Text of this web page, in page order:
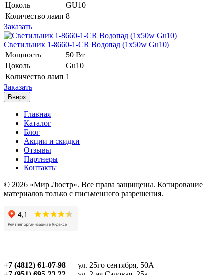
Цоколь
GU10
Количество ламп 8
Заказать
Светильник 1-8660-1-CR Водопад (1x50w Gu10)
Мощность
50 Вт
Цоколь
Gu10
Количество ламп 1
Заказать
Вверх
Главная
Каталог
Блог
Акции и скидки
Отзывы
Партнеры
Контакты
© 2026 «Мир Люстр». Все права защищены. Копирование
материалов только с письменного разрешения.
+7 (4812) 61-07-98 — ул. 25го сентября, 50А